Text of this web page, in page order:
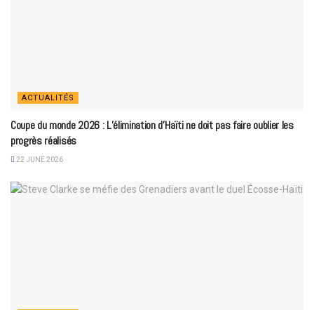
ACTUALITÉS
Coupe du monde 2026 : L’élimination d’Haïti ne doit pas faire oublier les
progrès réalisés
22 JUNE 2026